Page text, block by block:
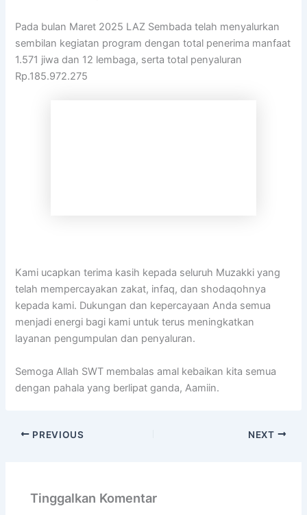
Pada bulan Maret 2025 LAZ Sembada telah menyalurkan
sembilan kegiatan program dengan total penerima manfaat
1.571 jiwa dan 12 lembaga, serta total penyaluran
Rp.185.972.275
Kami ucapkan terima kasih kepada seluruh Muzakki yang
telah mempercayakan zakat, infaq, dan shodaqohnya
kepada kami. Dukungan dan kepercayaan Anda semua
menjadi energi bagi kami untuk terus meningkatkan
layanan pengumpulan dan penyaluran.
Semoga Allah SWT membalas amal kebaikan kita semua
dengan pahala yang berlipat ganda, Aamiin.
PREVIOUS NEXT
Tinggalkan Komentar